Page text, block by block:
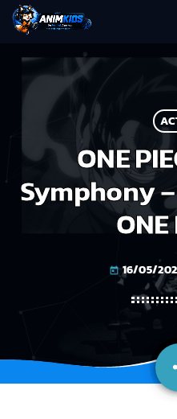
ONE
Symphony
ONE
today 16/05/